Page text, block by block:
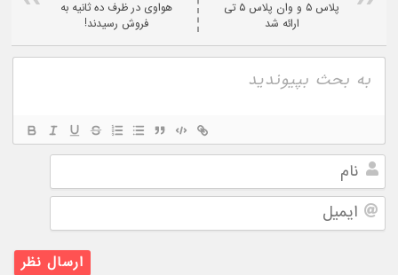
هواوی در ظرف ده ثانیه به
فروش رسیدند!
پلاس ۵ و وان پلاس ۵ تی
ارائه شد
نام
ایمیل